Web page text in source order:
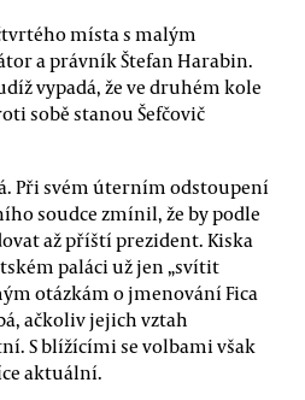
místa s malým
a právník Štefan Harabin.
vypadá, že ve druhém kole
sobě stanou Šefčovič
Při svém úterním odstoupení
soudce zmínil, že by podle
až příští prezident. Kiska
paláci už jen „svítit
otázkám o jmenování Fica
ačkoliv jejich vztah
S blížícími se volbami však
aktuální.